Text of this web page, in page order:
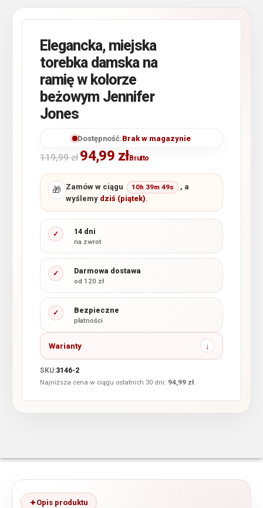
Elegancka, miejska
torebka damska na
ramię w kolorze
beżowym Jennifer
Jones
Dostępność:Brak w magazynie
119,99zł 94,99 złBrutto
🎁 Zamów w ciągu 10h 39m 48s
, a
wyślemy dziś (piątek).
✓ 14 dni
na zwrot
✓ Darmowa dostawa
od 120 zł
✓ Bezpieczne
płatności
Warianty
SKU:3146-2
Najniższa cena w ciągu ostatnich 30 dni: 94,99 zł.
Opis produktu